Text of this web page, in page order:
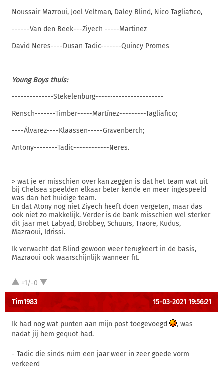
Noussair Mazroui, Joel Veltman, Daley Blind, Nico Tagliafico,
------Van den Beek---Ziyech -----Martinez
David Neres----Dusan Tadic-------Quincy Promes
Young Boys thuis:
--------------Stekelenburg-----------------------
Rensch-------Timber-----Martínez---------Tagliafico;
----Álvarez----Klaassen-----Gravenberch;
Antony--------Tadic------------Neres.
> wat je er misschien over kan zeggen is dat het team wat uit
bij Chelsea speelden elkaar beter kende en meer ingespeeld
was dan het huidige team.
En dat Atony nog niet Ziyech heeft doen vergeten, maar das
ook niet zo makkelijk. Verder is de bank misschien wel sterker
dit jaar met Labyad, Brobbey, Schuurs, Traore, Kudus,
Mazraoui, Idrissi.
Ik verwacht dat Blind gewoon weer terugkeert in de basis,
Mazraoui ook waarschijnlijk wanneer fit.
+1/-0
Tim1983 15-03-2021 19:56:21
Ik had nog wat punten aan mijn post toegevoegd
, was
nadat jij hem gequot had.
- Tadic die sinds ruim een jaar weer in zeer goede vorm
verkeerd